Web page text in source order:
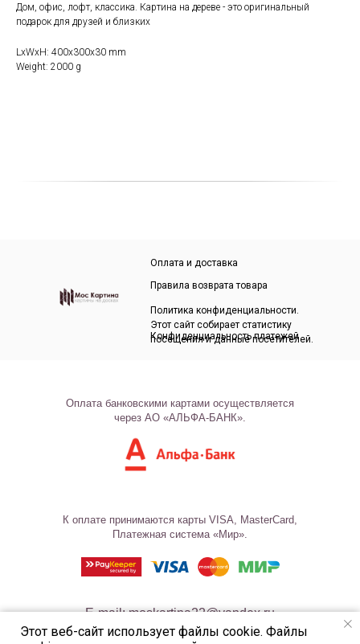
Дом, офис, лофт, классика. Картина на дереве - это оригинальный
подарок для друзей и близких
LxWxH: 400x300x30 mm
Weight: 2000 g
Конфиденциальность платежей
Правила возврата товара
Оплата и доставка
Политика конфиденциальности.
Этот сайт собирает статистику
посещения и данные посетителей.
Оплата банковскими картами осуществляется
через АО «АЛЬФА-БАНК».
E-mail: moskartina22@yandex.ru
К оплате принимаются карты VISA, MasterCard,
Платежная система «Мир».
Этот веб-сайт использует файлы cookie. Файлы